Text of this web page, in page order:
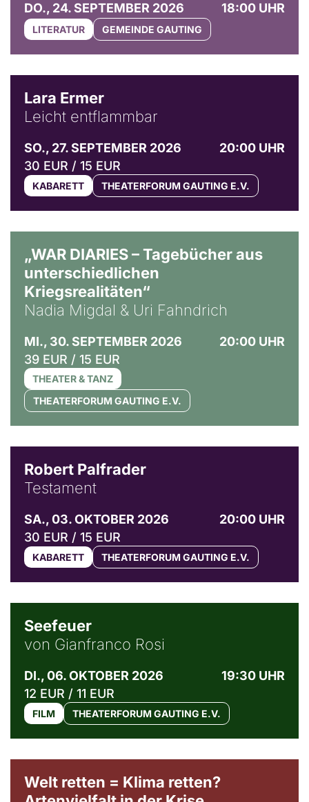
DO., 24. SEPTEMBER 2026 18:00 UHR
LITERATUR GEMEINDE GAUTING
Lara Ermer
Leicht entflammbar
SO., 27. SEPTEMBER 2026
20:00 UHR
30 EUR / 15 EUR
KABARETT THEATERFORUM GAUTING E.V.
„WAR DIARIES – Tagebücher aus
unterschiedlichen
Kriegsrealitäten“
Nadia Migdal & Uri Fahndrich
MI., 30. SEPTEMBER 2026
20:00 UHR
39 EUR / 15 EUR
THEATER & TANZ
THEATERFORUM GAUTING E.V.
Robert Palfrader
Testament
SA., 03. OKTOBER 2026
20:00 UHR
30 EUR / 15 EUR
KABARETT THEATERFORUM GAUTING E.V.
Seefeuer
von Gianfranco Rosi
DI., 06. OKTOBER 2026
19:30 UHR
12 EUR / 11 EUR
FILM THEATERFORUM GAUTING E.V.
Welt retten = Klima retten?